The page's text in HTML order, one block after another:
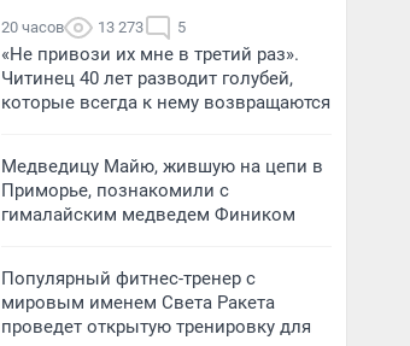
20 часов 13 273 5
«Не привози их мне в третий раз».
Читинец 40 лет разводит голубей,
которые всегда к нему возвращаются
Медведицу Майю, жившую на цепи в
Приморье, познакомили с
гималайским медведем Фиником
Популярный фитнес-тренер с
мировым именем Света Ракета
проведет открытую тренировку для